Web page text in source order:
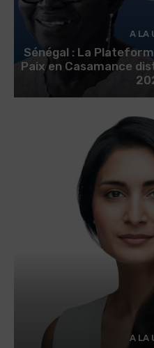
A LA
Sénégal : La
Paix en Casamance
A LA